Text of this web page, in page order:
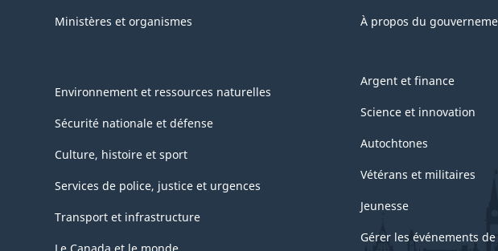
Ministères et organismes À propos du
Environnement et ressources naturelles
Sécurité nationale et défense
Culture, histoire et sport
Services de police, justice et urgences
Transport et infrastructure
Argent et finance
Science et innovation
Autochtones
Vétérans et militaires
Jeunesse
Gérer les événements